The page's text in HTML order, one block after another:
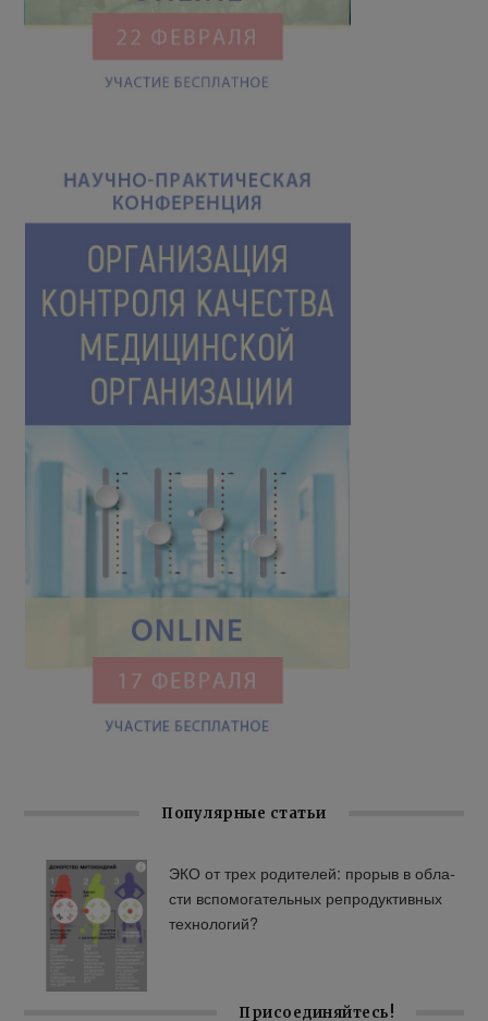
Популярные статьи
ЭКО от трех ро­ди­те­лей: про­рыв в об­ла­
сти вспо­мо­га­тель­ных ре­про­дук­тив­ных
тех­но­ло­гий?
Присоединяйтесь!